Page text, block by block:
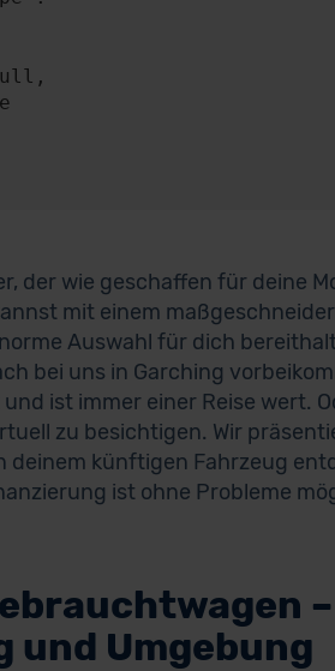
der wie geschaffen für deine
mit einem
Auswahl für dich
bei uns in Garching
ist immer einer Reise wert.
zu besichtigen. Wir
deinem künftigen Fahrzeug
ist ohne Probleme
und Umgebung